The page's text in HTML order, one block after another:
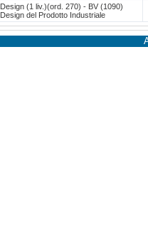
Design (1 liv.)(ord. 270) - BV (1090)
Design del Prodotto Industriale